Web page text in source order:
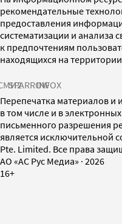
рекомендательные
предоставления
систематизации и анализа
к предпочтениям
находящихся на
SPARROWINFOX
Перепечатка материалов
в том числе и в
письменного разрешения
является исключительной
Pte. Limited. Все права
AO «АС Рус Медиа» · 2026
16+